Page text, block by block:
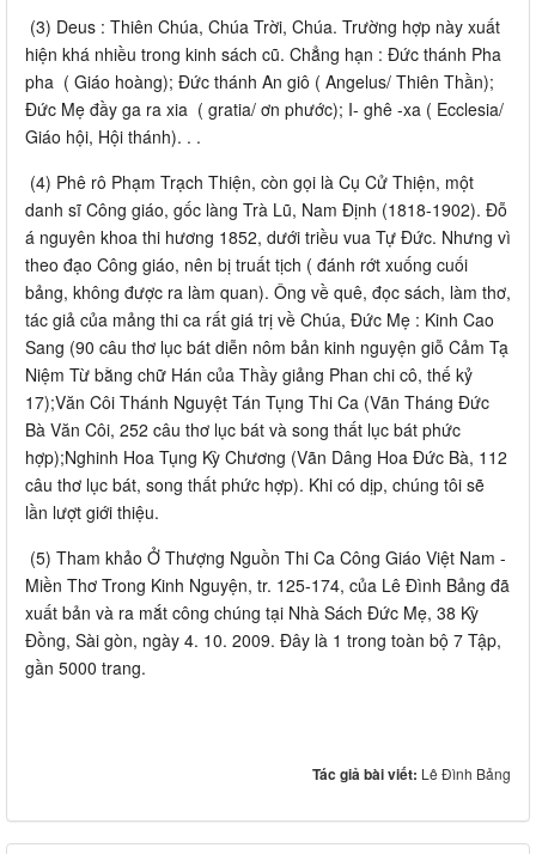
(3) Deus : Thiên Chúa, Chúa Trời, Chúa. Trường hợp này xuất
hiện khá nhiều trong kinh sách cũ. Chẳng hạn : Đức thánh Pha
pha ( Giáo hoàng); Đức thánh An giô ( Angelus/ Thiên Thần);
Đức Mẹ đầy ga ra xia ( gratia/ ơn phước); I- ghê -xa ( Ecclesia/
Giáo hội, Hội thánh). . .
(4) Phê rô Phạm Trạch Thiện, còn gọi là Cụ Cử Thiện, một
danh sĩ Công giáo, gốc làng Trà Lũ, Nam Định (1818-1902). Đỗ
á nguyên khoa thi hương 1852, dưới triều vua Tự Đức. Nhưng vì
theo đạo Công giáo, nên bị truất tịch ( đánh rớt xuống cuối
bảng, không được ra làm quan). Ông về quê, đọc sách, làm thơ,
tác giả của mảng thi ca rất giá trị về Chúa, Đức Mẹ : Kinh Cao
Sang (90 câu thơ lục bát diễn nôm bản kinh nguyện giỗ Cảm Tạ
Niệm Từ bằng chữ Hán của Thầy giảng Phan chi cô, thế kỷ
17);Văn Côi Thánh Nguyệt Tán Tụng Thi Ca (Vãn Tháng Đức
Bà Văn Côi, 252 câu thơ lục bát và song thất lục bát phức
hợp);Nghinh Hoa Tụng Kỳ Chương (Vãn Dâng Hoa Đức Bà, 112
câu thơ lục bát, song thất phức hợp). Khi có dịp, chúng tôi sẽ
lần lượt giới thiệu.
(5) Tham khảo Ở Thượng Nguồn Thi Ca Công Giáo Việt Nam -
Miền Thơ Trong Kinh Nguyện, tr. 125-174, của Lê Đình Bảng đã
xuất bản và ra mắt công chúng tại Nhà Sách Đức Mẹ, 38 Kỳ
Đồng, Sài gòn, ngày 4. 10. 2009. Đây là 1 trong toàn bộ 7 Tập,
gần 5000 trang.
Tác giả bài viết: Lê Đình Bảng